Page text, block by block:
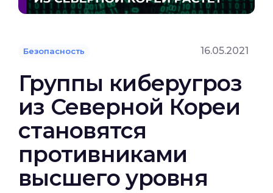
Безопасность 16.05.2021
Группы киберугроз
из Северной Кореи
становятся
противниками
высшего уровня